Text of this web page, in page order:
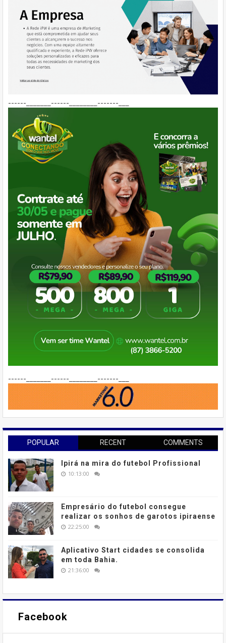
------_______------________-------___
------_______------________-------___
POPULAR RECENT COMMENTS
Ipirá na mira do futebol Profissional
10:13:00
Empresário do futebol consegue
realizar os sonhos de garotos ipiraense
22:25:00
Aplicativo Start cidades se consolida
em toda Bahia.
21:36:00
Facebook